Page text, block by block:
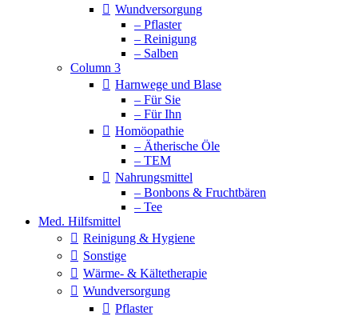
Wundversorgung
– Pflaster
– Reinigung
– Salben
Column 3
Harnwege und Blase
– Für Sie
– Für Ihn
Homöopathie
– Ätherische Öle
– TEM
Nahrungsmittel
– Bonbons & Fruchtbären
– Tee
Med. Hilfsmittel
Reinigung & Hygiene
Sonstige
Wärme- & Kältetherapie
Wundversorgung
Pflaster